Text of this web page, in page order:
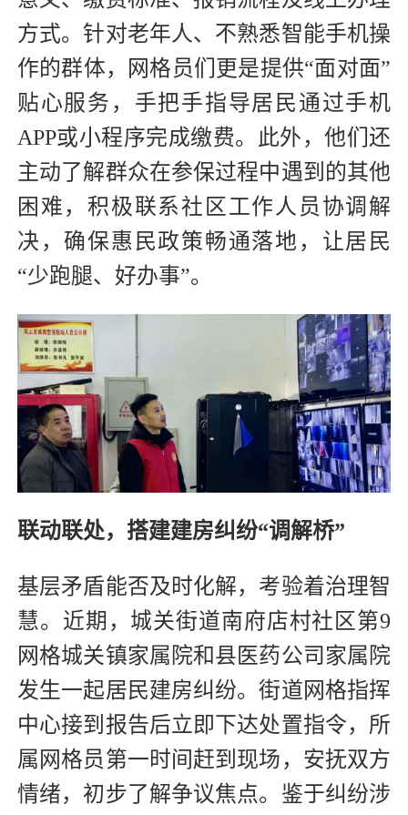
方式。针对老年人、不熟悉智能手机操
作的群体，网格员们更是提供“面对面”
贴心服务，手把手指导居民通过手机
APP或小程序完成缴费。此外，他们还
主动了解群众在参保过程中遇到的其他
困难，积极联系社区工作人员协调解
决，确保惠民政策畅通落地，让居民
“少跑腿、好办事”。
联动联处，搭建建房纠纷“调解桥”
基层矛盾能否及时化解，考验着治理智
慧。近期，城关街道南府店村社区第9
网格城关镇家属院和县医药公司家属院
发生一起居民建房纠纷。街道网格指挥
中心接到报告后立即下达处置指令，所
属网格员第一时间赶到现场，安抚双方
情绪，初步了解争议焦点。鉴于纠纷涉